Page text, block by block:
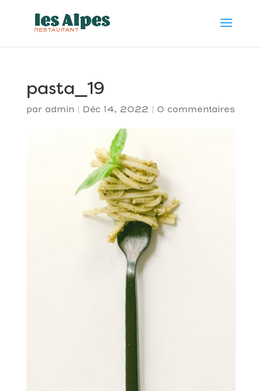
pasta_19
par admin | Déc 14, 2022 | 0 commentaires